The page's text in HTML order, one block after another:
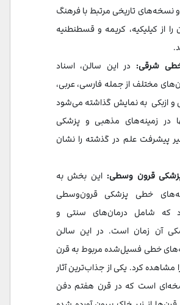
نسخه‌های تاریخی مرتبط با فرهنگ
را از کیلیکیه، کریمه و قسطنطنیه
شرقی: در این سالن، اسناد
مختلف از جمله فارسی، عربی،
و ازبکی به نمایش گذاشته می‌شود
در زمینه‌های مذهبی و پزشکی
پیشرفت علم در گذشته را نشان
قرون وسطی: این بخش به
خطی پزشکی قرون‌وسطی
که شامل درمان‌های سنتی و
آن زمان است. در این سالن
خطی فسیل‌شده مربوط به قرن
مشاهده کرد. یکی از جذاب‌ترین آثار
است که در قرن هفتم دفن